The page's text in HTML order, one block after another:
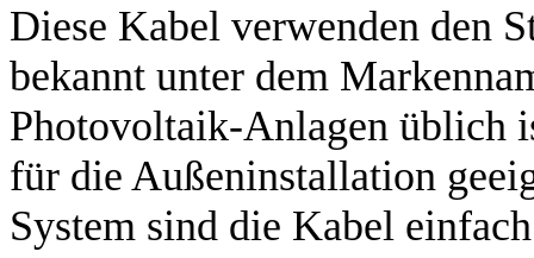
Diese Kabel verwenden den
bekannt unter dem
Photovoltaik-Anlagen üblich
für die Außeninstallation
System sind die Kabel